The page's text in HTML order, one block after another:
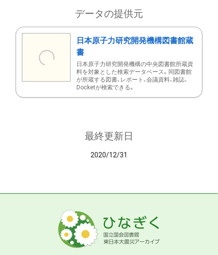
データの提供元
日本原子力研究開発機構図書館蔵
書
日本原子力研究開発機構の中央図書館所蔵資
料を対象とした検索データベース。同図書館
が所蔵する図書、レポート、会議資料、雑誌、
Docketが検索できる。
最終更新日
2020/12/31